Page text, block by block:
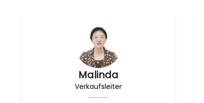
Malinda
Verkaufsleiter